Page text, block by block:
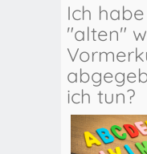
Ich
"alten"
ich tun?